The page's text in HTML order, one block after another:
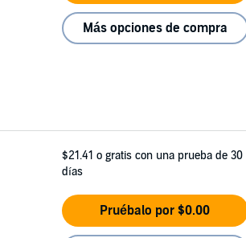
Más opciones de compra
$21.41 o gratis con una prueba de 30
días
Pruébalo por $0.00